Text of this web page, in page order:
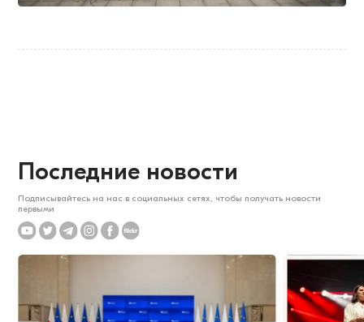
Последние новости
Подписывайтесь на нас в социальных сетях, чтобы получать новости
первыми